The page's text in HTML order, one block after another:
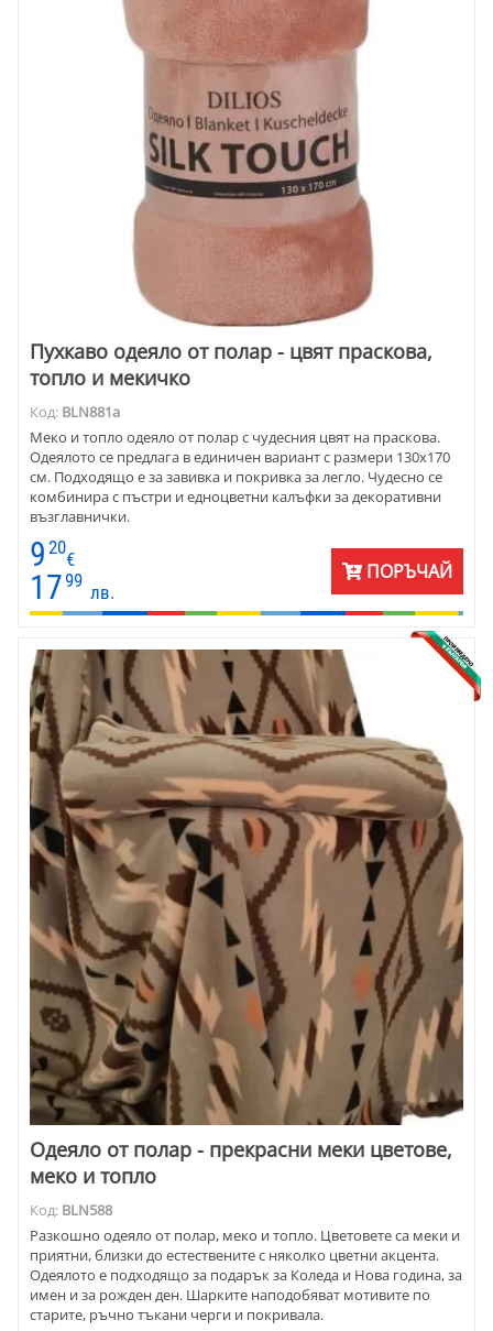
Пухкаво одеяло от полар - цвят праскова,
топло и мекичко
Код: BLN881a
Меко и топло одеяло от полар с чудесния цвят на праскова.
Одеялото се предлага в единичен вариант с размери 130х170
см. Подходящо е за завивка и покривка за легло. Чудесно се
комбинира с пъстри и едноцветни калъфки за декоративни
възглавнички.
9 20
€
1799
лв.
ПОРЪЧАЙ
Одеяло от полар - прекрасни меки цветове,
меко и топло
Код: BLN588
Разкошно одеяло от полар, меко и топло. Цветовете са меки и
приятни, близки до естествените с няколко цветни акцента.
Одеялото е подходящо за подарък за Коледа и Нова година, за
имен и за рожден ден. Шарките наподобяват мотивите по
старите, ръчно тъкани черги и покривала.